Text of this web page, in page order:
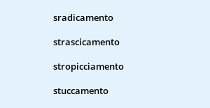
sradicamento
strascicamento
stropicciamento
stuccamento